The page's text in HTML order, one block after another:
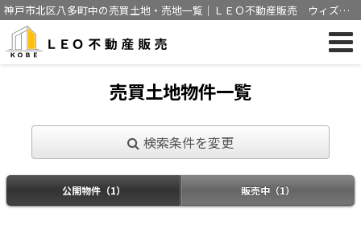
神戸市北区八多町中の売買土地・売地一覧｜ＬＥＯ不動産販売 ウィズア
ス神戸株式会社
売買土地物件一覧
検索条件を変更
公開物件（1） 販売中（1）